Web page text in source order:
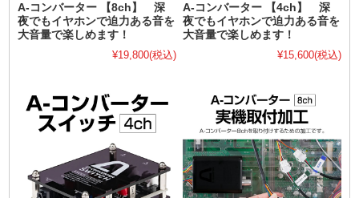
A-コンバーター 【8ch】 深
夜でもイヤホンで迫力ある音を
大音量で楽しめます！
¥19,800(税込)
A-コンバーター 【4ch】 深
夜でもイヤホンで迫力ある音を
大音量で楽しめます！
¥15,600(税込)